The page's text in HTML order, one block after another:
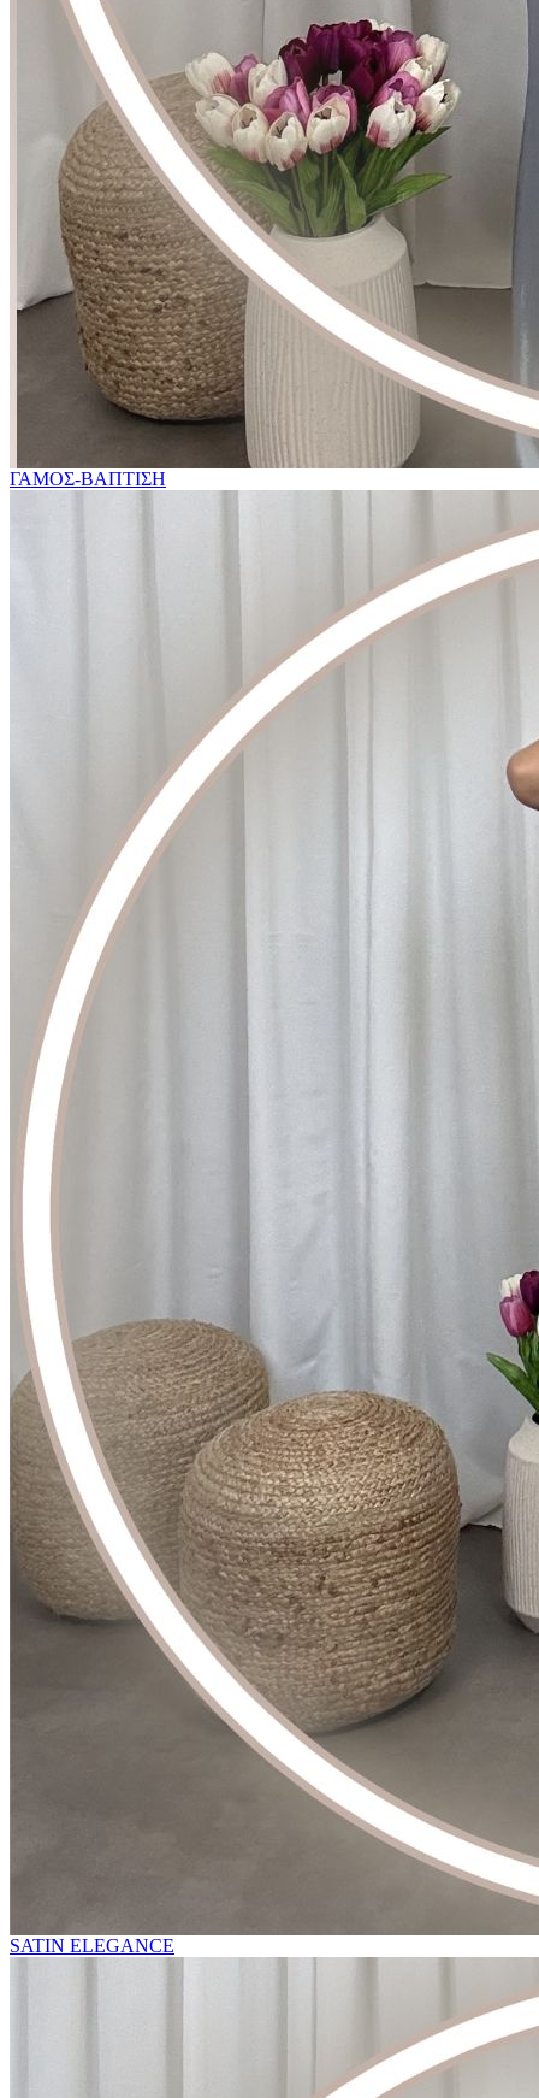
ΓΑΜΟΣ-ΒΑΠΤΙΣΗ
SATIN ELEGANCE